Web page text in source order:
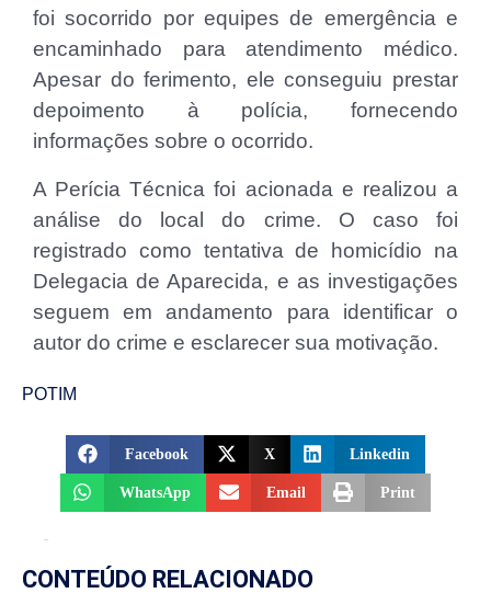
foi socorrido por equipes de emergência e
encaminhado para atendimento médico.
Apesar do ferimento, ele conseguiu prestar
depoimento à polícia, fornecendo
informações sobre o ocorrido.
A Perícia Técnica foi acionada e realizou a
análise do local do crime. O caso foi
registrado como tentativa de homicídio na
Delegacia de Aparecida, e as investigações
seguem em andamento para identificar o
autor do crime e esclarecer sua motivação.
POTIM
Facebook X Linkedin
WhatsApp Email Print
CONTEÚDO RELACIONADO